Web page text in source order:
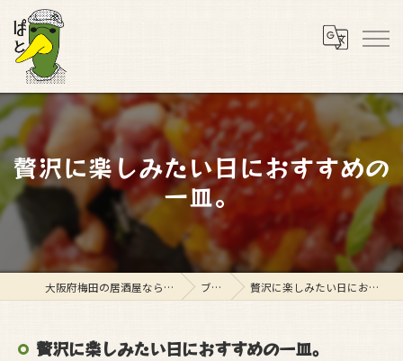
贅沢に楽しみたい日におすすめの
一皿。
大阪府梅田の居酒屋ならスタンド ぱと ブログ 贅沢に楽しみたい日におすすめの一皿。
贅沢に楽しみたい日におすすめの一皿。